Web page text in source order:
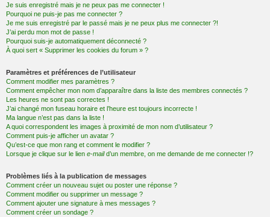
Je suis enregistré mais je ne peux pas me connecter !
Pourquoi ne puis-je pas me connecter ?
Je me suis enregistré par le passé mais je ne peux plus me connecter ?!
J’ai perdu mon mot de passe !
Pourquoi suis-je automatiquement déconnecté ?
À quoi sert « Supprimer les cookies du forum » ?
Paramètres et préférences de l’utilisateur
Comment modifier mes paramètres ?
Comment empêcher mon nom d’apparaître dans la liste des membres connectés ?
Les heures ne sont pas correctes !
J’ai changé mon fuseau horaire et l’heure est toujours incorrecte !
Ma langue n’est pas dans la liste !
A quoi correspondent les images à proximité de mon nom d’utilisateur ?
Comment puis-je afficher un avatar ?
Qu’est-ce que mon rang et comment le modifier ?
Lorsque je clique sur le lien e-maild’un membre, on me demande de me connecter !?
Problèmes liés à la publication de messages
Comment créer un nouveau sujet ou poster une réponse ?
Comment modifier ou supprimer un message ?
Comment ajouter une signature à mes messages ?
Comment créer un sondage ?